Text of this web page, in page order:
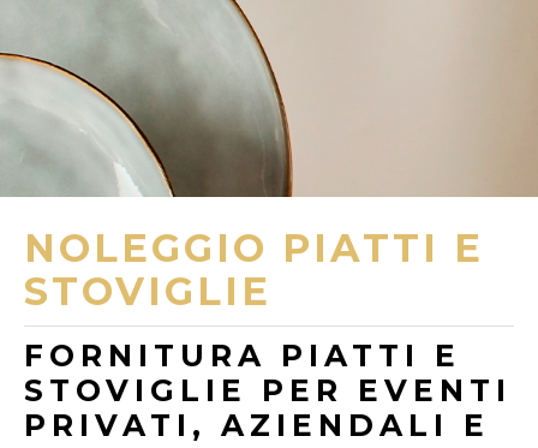
NOLEGGIO PIATTI E
STOVIGLIE
FORNITURA PIATTI E
STOVIGLIE PER EVENTI
PRIVATI, AZIENDALI E